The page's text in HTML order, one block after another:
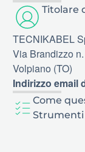
Titolare
TECNIKABEL
Via Brandizzo
Volpiano (TO)
Indirizzo email
Come
Strumenti